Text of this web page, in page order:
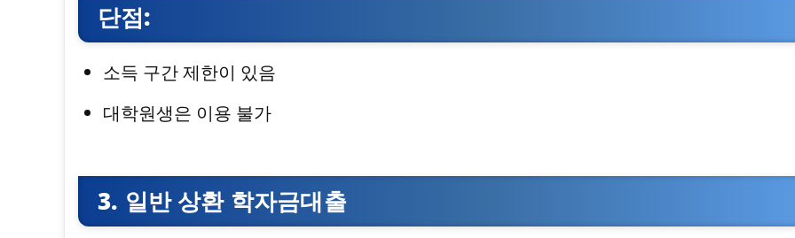
단점:
소득 구간 제한이 있음
대학원생은 이용 불가
3. 일반 상환 학자금대출